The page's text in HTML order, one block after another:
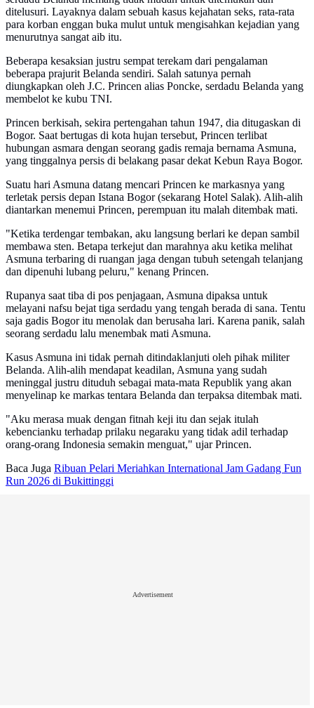
ditelusuri. Layaknya dalam sebuah kasus kejahatan seks, rata-rata
para korban enggan buka mulut untuk mengisahkan kejadian yang
menurutnya sangat aib itu.
Beberapa kesaksian justru sempat terekam dari pengalaman
beberapa prajurit Belanda sendiri. Salah satunya pernah
diungkapkan oleh J.C. Princen alias Poncke, serdadu Belanda yang
membelot ke kubu TNI.
Princen berkisah, sekira pertengahan tahun 1947, dia ditugaskan di
Bogor. Saat bertugas di kota hujan tersebut, Princen terlibat
hubungan asmara dengan seorang gadis remaja bernama Asmuna,
yang tinggalnya persis di belakang pasar dekat Kebun Raya Bogor.
Suatu hari Asmuna datang mencari Princen ke markasnya yang
terletak persis depan Istana Bogor (sekarang Hotel Salak). Alih-alih
diantarkan menemui Princen, perempuan itu malah ditembak mati.
"Ketika terdengar tembakan, aku langsung berlari ke depan sambil
membawa sten. Betapa terkejut dan marahnya aku ketika melihat
Asmuna terbaring di ruangan jaga dengan tubuh setengah telanjang
dan dipenuhi lubang peluru," kenang Princen.
Rupanya saat tiba di pos penjagaan, Asmuna dipaksa untuk
melayani nafsu bejat tiga serdadu yang tengah berada di sana. Tentu
saja gadis Bogor itu menolak dan berusaha lari. Karena panik, salah
seorang serdadu lalu menembak mati Asmuna.
Kasus Asmuna ini tidak pernah ditindaklanjuti oleh pihak militer
Belanda. Alih-alih mendapat keadilan, Asmuna yang sudah
meninggal justru dituduh sebagai mata-mata Republik yang akan
menyelinap ke markas tentara Belanda dan terpaksa ditembak mati.
"Aku merasa muak dengan fitnah keji itu dan sejak itulah
kebencianku terhadap prilaku negaraku yang tidak adil terhadap
orang-orang Indonesia semakin menguat," ujar Princen.
Baca Juga Ribuan Pelari Meriahkan International Jam Gadang Fun
Run 2026 di Bukittinggi
Advertisement